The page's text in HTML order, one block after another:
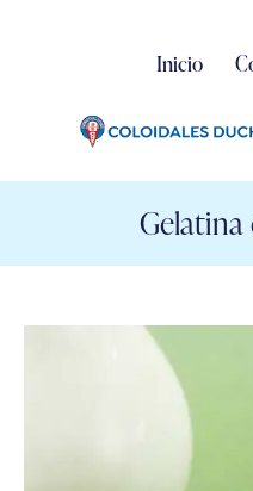
Inicio
Gelatina